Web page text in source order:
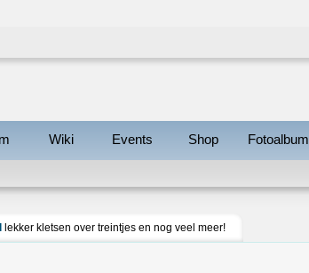
Wiki Events Shop Fotoalbum
lekker kletsen over treintjes en nog veel meer!